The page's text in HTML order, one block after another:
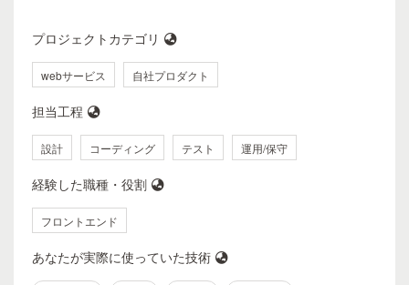
プロジェクトカテゴリ
webサービス 自社プロダクト
担当工程
設計 コーディング テスト 運用/保守
経験した職種・役割
フロントエンド
あなたが実際に使っていた技術